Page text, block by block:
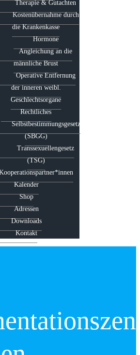
Therapie & Gutachten
Kostenübernahme durch
die Krankenkasse
Hormone
Angleichung an die
männliche Brust
Operative Entfernung
der inneren weibl.
Geschlechtsorgane
Rechtliches
Selbstbestimmungsgesetz
(SBGG)
Transsexuellengesetz
(TSG)
Kalender
Shop
Adressen
Downloads
Kontakt